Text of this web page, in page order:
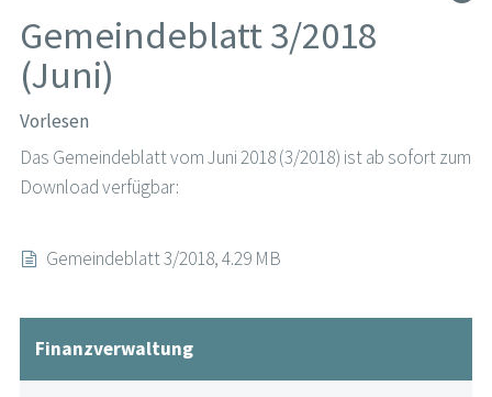
Gemeindeblatt 3/2018
(Juni)
Vorlesen
Das Gemeindeblatt vom Juni 2018 (3/2018) ist ab sofort zum
Download verfügbar:
Gemeindeblatt 3/2018, 4.29 MB
Finanzverwaltung